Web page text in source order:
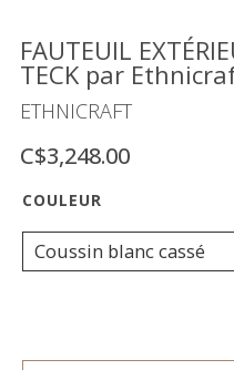
FAUTEUIL
TECK par
ETHNICRAFT
C$3,248.00
Coussin blanc cassé